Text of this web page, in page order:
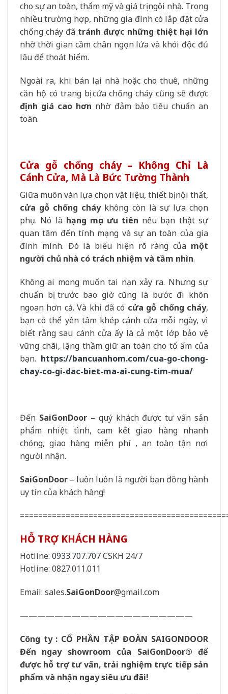
cho sự an toàn, thẩm mỹ và giá trị ngôi nhà. Trong
nhiều trường hợp, những gia đình có lắp đặt cửa
chống cháy đã tránh được những thiệt hại lớn
nhờ thời gian cầm chân ngọn lửa và khói độc đủ
lâu để thoát hiểm.
Ngoài ra, khi bán lại nhà hoặc cho thuê, những
căn hộ có trang bị cửa chống cháy cũng sẽ được
định giá cao hơn nhờ đảm bảo tiêu chuẩn an
toàn.
Cửa gỗ chống cháy – Không Chỉ Là
Cánh Cửa, Mà Là Bức Tường Thành
Giữa muôn vàn lựa chọn vật liệu, thiết bị nội thất,
cửa gỗ chống cháykhông còn là sự lựa chọn
phụ. Nó là hạng mục ưu tiên nếu bạn thật sự
quan tâm đến tính mạng và sự an toàn của gia
đình mình. Đó là biểu hiện rõ ràng của một
người chủ nhà có trách nhiệm và tầm nhìn.
Không ai mong muốn tai nạn xảy ra. Nhưng sự
chuẩn bị trước bao giờ cũng là bước đi khôn
ngoan hơn cả. Và khi đã có cửa gỗ chống cháy,
bạn có thể yên tâm khép cánh cửa mỗi ngày, vì
biết rằng sau cánh cửa ấy là cả một lớp bảo vệ
vững chãi, lặng thầm giữ an toàn cho tổ ấm của
bạn. https://bancuanhom.com/cua-go-chong-
chay-co-gi-dac-biet-ma-ai-cung-tim-mua/
Đến SaiGonDoor– quý khách được tư vấn sản
phẩm nhiệt tình, cam kết giao hàng nhanh
chóng, giao hàng miễn phí , an toàn tận nơi
người nhận.
SaiGonDoor – luôn luôn là người bạn đồng hành
uy tín của khách hàng!
HỖ TRỢ KHÁCH HÀNG
Hotline: 0933.707.707CSKH 24/7
Hotline: 0827.011.011
Email: sales.SaiGonDoor@gmail.com
————————————————————
Công ty : CỔ PHẦN TẬP ĐOÀN SAIGONDOOR
Đến ngay showroom của SaiGonDoor® để
được hỗ trợ tư vấn, trải nghiệm trực tiếp sản
phẩm và nhận ngay siêu ưu đãi!